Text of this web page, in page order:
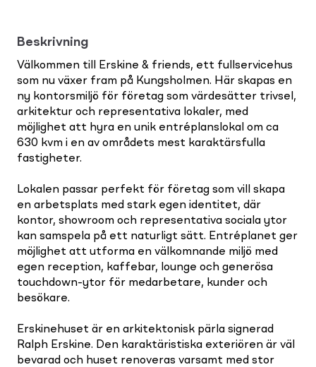
Beskrivning
Välkommen till Erskine & friends, ett fullservicehus
som nu växer fram på Kungsholmen. Här skapas en
ny kontorsmiljö för företag som värdesätter trivsel,
arkitektur och representativa lokaler, med
möjlighet att hyra en unik entréplanslokal om ca
630 kvm i en av områdets mest karaktärsfulla
fastigheter.
Lokalen passar perfekt för företag som vill skapa
en arbetsplats med stark egen identitet, där
kontor, showroom och representativa sociala ytor
kan samspela på ett naturligt sätt. Entréplanet ger
möjlighet att utforma en välkomnande miljö med
egen reception, kaffebar, lounge och generösa
touchdown-ytor för medarbetare, kunder och
besökare.
Erskinehuset är en arkitektonisk pärla signerad
Ralph Erskine. Den karaktäristiska exteriören är väl
bevarad och huset renoveras varsamt med stor